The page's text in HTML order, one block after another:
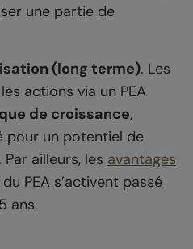
une partie de
(long terme). Les
actions via un PEA
de croissance,
pour un potentiel de
ailleurs, les avantages
PEA s’activent passé
ans.